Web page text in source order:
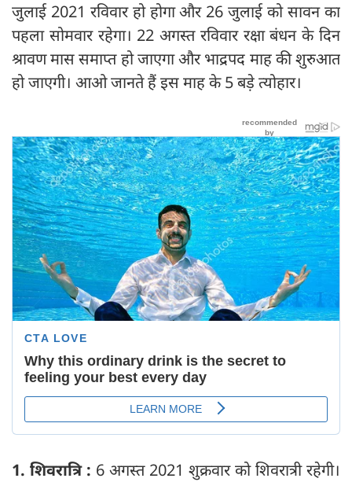
जुलाई 2021 रविवार हो होगा और 26 जुलाई को सावन का
पहला सोमवार रहेगा। 22 अगस्त रविवार रक्षा बंधन के दिन
श्रावण मास समाप्त हो जाएगा और भाद्रपद माह की शुरुआत
हो जाएगी। आओ जानते हैं इस माह के 5 बड़े त्योहार।
1. शिवरात्रि : 6 अगस्त 2021 शुक्रवार को शिवरात्री रहेगी।